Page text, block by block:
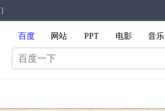
百度 网站 PPT 电影 音乐